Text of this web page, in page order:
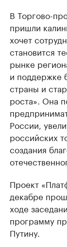
В Торгово-
пришли
хочет
становится
рынке
и поддержке
страны и
роста». Она
России,
российских
создания
Проект
декабре
ходе
программу
Путину.